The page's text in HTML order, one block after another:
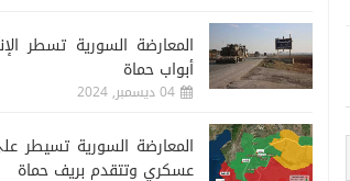
المعارضة السورية تسطر
أبواب حماة
04 ديسمبر, 2024
المعارضة السورية تسيطر
عسكري وتتقدم بريف حماة